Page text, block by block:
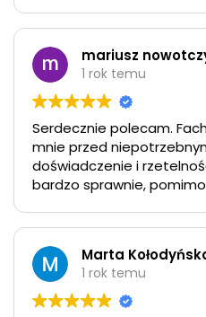
mariusz
1 rok temu
Serdecznie polecam.
mnie przed
doświadczenie i
bardzo sprawnie,
Marta
1 rok temu